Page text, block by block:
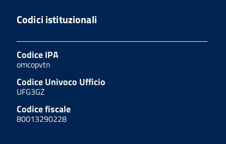
Codici istituzionali
Codice IPA
omcopvtn
Codice Univoco Ufficio
UFG3GZ
Codice fiscale
80013290228